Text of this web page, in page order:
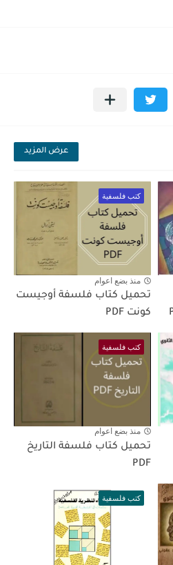
عرض المزيد
كتب فلسفية
منذ بضع اعوام
تحميل كتاب فلسفة أوجيست
كونت PDF
كتب فلسفية
منذ بضع اعوام
تحميل كتاب فلسفة التاريخ
PDF
كتب فلسفية